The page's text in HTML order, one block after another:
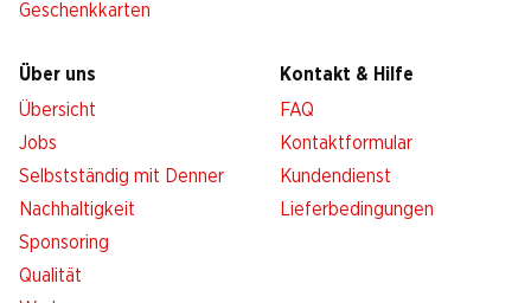
Geschenkkarten
Über uns
Übersicht
Jobs
Selbstständig mit Denner
Nachhaltigkeit
Sponsoring
Qualität
Kontakt & Hilfe
FAQ
Kontaktformular
Kundendienst
Lieferbedingungen